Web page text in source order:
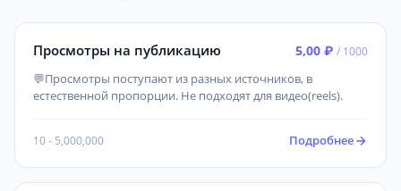
Просмотры на публикацию 5,00 ₽ / 1000
💬Просмотры поступают из разных источников, в
естественной пропорции. Не подходят для видео(reels).
10 - 5,000,000 Подробнее